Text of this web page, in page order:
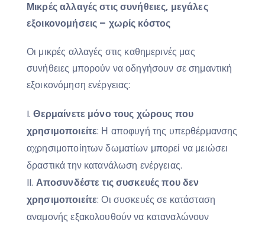
Μικρές αλλαγές στις συνήθειες, μεγάλες
εξοικονομήσεις – χωρίς κόστος
Οι μικρές αλλαγές στις καθημερινές μας
συνήθειες μπορούν να οδηγήσουν σε σημαντική
εξοικονόμηση ενέργειας:
Θερμαίνετε μόνο τους χώρους που
χρησιμοποιείτε: Η αποφυγή της υπερθέρμανσης
αχρησιμοποίητων δωματίων μπορεί να μειώσει
δραστικά την κατανάλωση ενέργειας.
Αποσυνδέστε τις συσκευές που δεν
χρησιμοποιείτε: Οι συσκευές σε κατάσταση
αναμονής εξακολουθούν να καταναλώνουν